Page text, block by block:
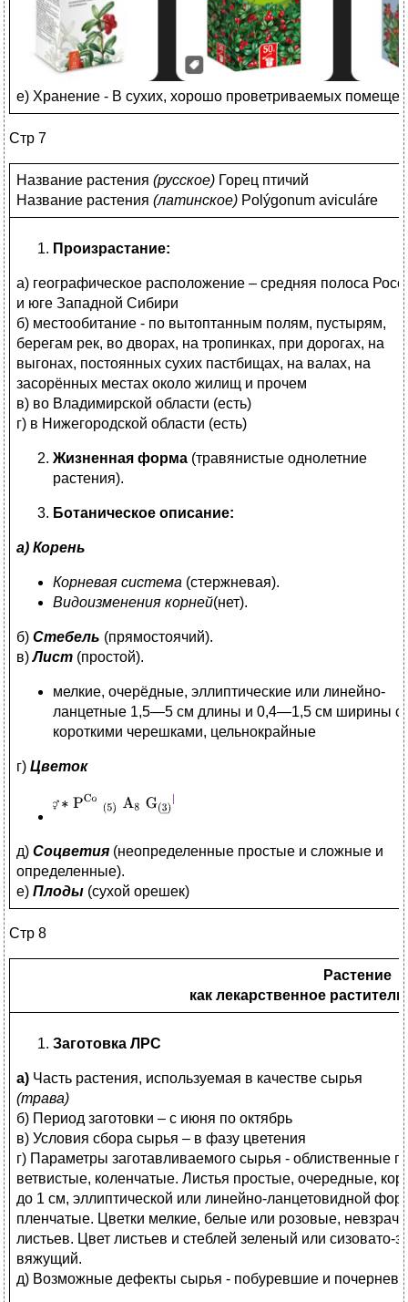
е) Хранение - В сухих, хорошо проветриваемых
Стр 7
Название растения (русское) Горец птичий
Название растения (латинское) Polýgonum aviculáre
Произрастание:
а) географическое расположение – средняя полоса
и юге Западной Сибири
б) местообитание - по вытоптанным полям, пустырям,
берегам рек, во дворах, на тропинках, при дорогах, на
выгонах, постоянных сухих пастбищах, на валах, на
засорённых местах около жилищ и прочем
в) во Владимирской области (есть)
г) в Нижегородской области (есть)
Жизненная форма (травянистые однолетние
растения).
Ботаническое описание:
а) Корень
Корневая система (стержневая).
Видоизменения корней(нет).
б) Стебель (прямостоячий).
в)Лист (простой).
мелкие, очерёдные, эллиптические или линейно-
ланцетные 1,5—5 см длины и 0,4—1,5 см ширины с
короткими черешками, цельнокрайные
г) Цветок
д) Соцветия (неопределенные простые и сложные и
определенные).
е) Плоды (сухой орешек)
Стр 8
Растение
как лекарственное
Заготовка ЛРС
а) Часть растения, используемая в качестве сырья
(трава)
б) Период заготовки – с июня по октябрь
в) Условия сбора сырья – в фазу цветения
г) Параметры заготавливаемого сырья - облиственные
ветвистые, коленчатые. Листья простые, очередные,
до 1 см, эллиптической или линейно-ланцетовидной
пленчатые. Цветки мелкие, белые или розовые,
листьев. Цвет листьев и стеблей зеленый или сизовато-
вяжущий.
д) Возможные дефекты сырья - побуревшие и